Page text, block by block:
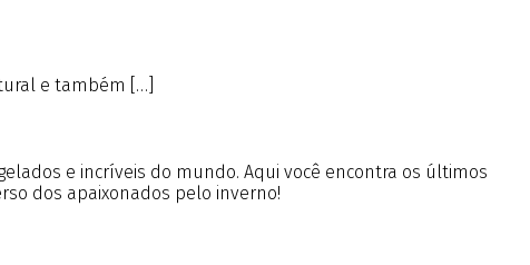
e também […]
e incríveis do mundo. Aqui você encontra os últimos
dos apaixonados pelo inverno!